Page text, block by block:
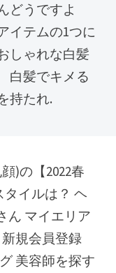
どうですよ
イテムの1つに
しゃれな白髪
白髪でキメる
持たれ.
タイルは？ ヘ
ん マイエリア
規会員登録
美容師を探す